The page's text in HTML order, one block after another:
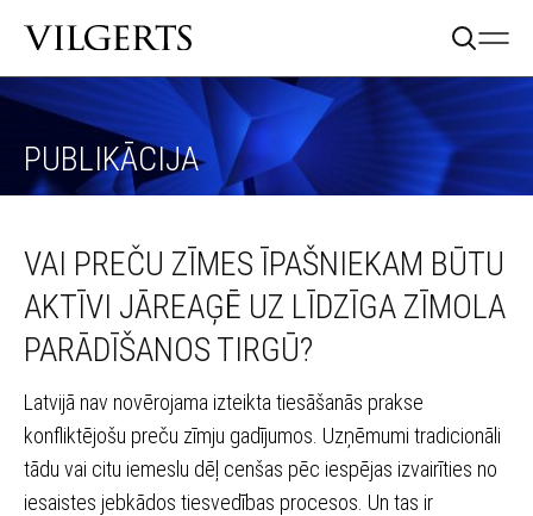
PUBLIKĀCIJA
VAI PREČU ZĪMES ĪPAŠNIEKAM BŪTU
AKTĪVI JĀREAĢĒ UZ LĪDZĪGA ZĪMOLA
PARĀDĪŠANOS TIRGŪ?
Latvijā nav novērojama izteikta tiesāšanās prakse
konfliktējošu preču zīmju gadījumos. Uzņēmumi tradicionāli
tādu vai citu iemeslu dēļ cenšas pēc iespējas izvairīties no
iesaistes jebkādos tiesvedības procesos. Un tas ir